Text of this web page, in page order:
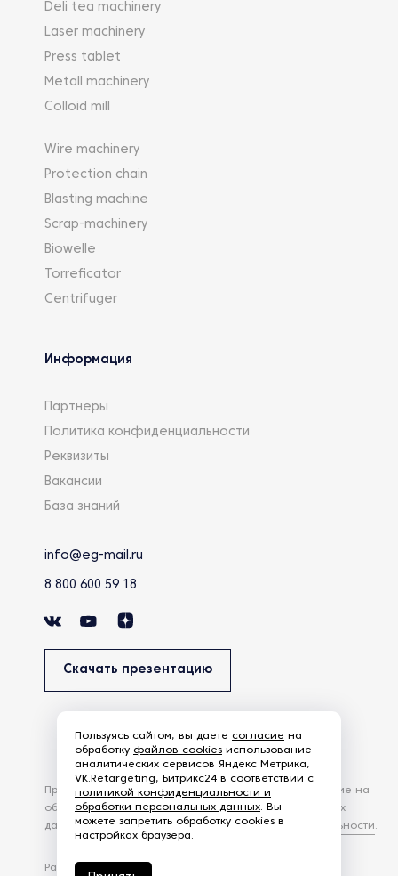
Deli tea machinery
Laser machinery
Press tablet
Metall machinery
Colloid mill
Wire machinery
Protection chain
Blasting machine
Scrap-machinery
Biowelle
Torreficator
Centrifuger
Информация
Партнеры
Политика конфиденциальности
Реквизиты
Вакансии
База знаний
info@eg-mail.ru
8 800 600 59 18
Скачать презентацию
Разработка сайта —
Продолжая использовать наш сайт, вы даете согласие на
обработку файлов Cookies и других пользовательских
данных, в соответствии сПолитикой конфиденциальности.
Пользуясь сайтом, вы даете согласие на
обработку файлов cookies использование
аналитических сервисов Яндекс Метрика,
VK.Retargeting, Битрикс24 в соответствии с
политикой конфиденциальности и
обработки персональных данных. Вы
можете запретить обработку cookies в
настройках браузера.